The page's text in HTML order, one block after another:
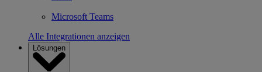
Microsoft Teams
Alle Integrationen anzeigen
Lösungen